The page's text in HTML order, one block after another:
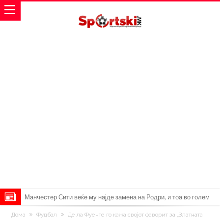
Манчестер Сити веќе му најде замена на Родри, и тоа во голем
ривал!
Само два играчи во историјата на фудбалот го
Дома Фудбал
Де ла Фуенте го кажа својот фаворит за „Златната